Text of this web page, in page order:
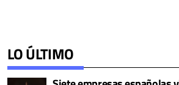
LO ÚLTIMO